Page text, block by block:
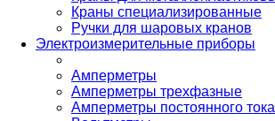
Краны специализированные
Ручки для шаровых кранов
Электроизмерительные приборы
Амперметры
Амперметры трехфазные
Амперметры постоянного тока